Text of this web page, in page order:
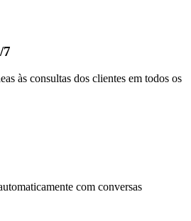
7
às consultas dos clientes em todos os
com conversas